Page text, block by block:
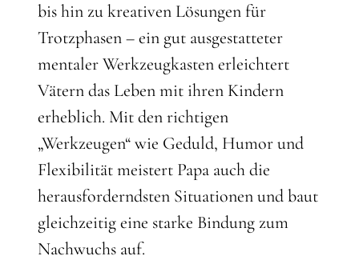
bis hin zu kreativen Lösungen für
Trotzphasen – ein gut ausgestatteter
mentaler Werkzeugkasten erleichtert
Vätern das Leben mit ihren Kindern
erheblich. Mit den richtigen
„Werkzeugen“ wie Geduld, Humor und
Flexibilität meistert Papa auch die
herausforderndsten Situationen und baut
gleichzeitig eine starke Bindung zum
Nachwuchs auf.